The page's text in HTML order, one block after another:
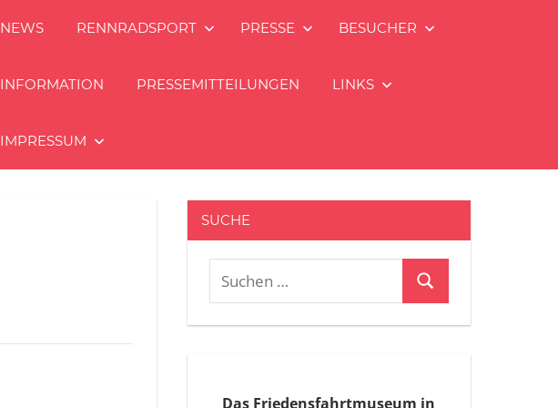
NEWS RENNRADSPORT PRESSE BESUCHER
INFORMATION PRESSEMITTEILUNGEN LINKS
IMPRESSUM
SUCHE
Suchen
Suchen
Das Friedensfahrtmuseum in